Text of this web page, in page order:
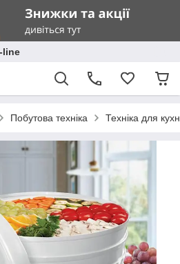
line
Побутова техніка Техніка для